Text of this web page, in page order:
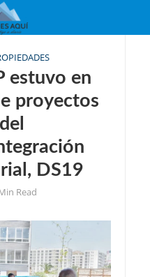
estuvo en
proyectos
DS19
Read